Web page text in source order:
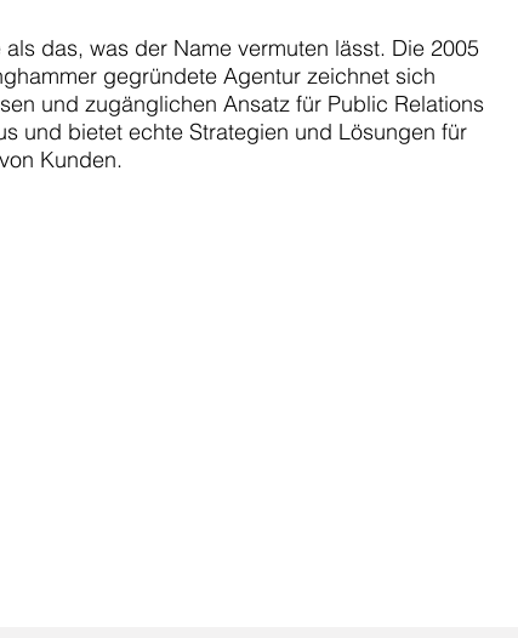
das, was der Name vermuten lässt. Die 2005
gegründete Agentur zeichnet sich
und zugänglichen Ansatz für Public Relations
und bietet echte Strategien und Lösungen für
Kunden.